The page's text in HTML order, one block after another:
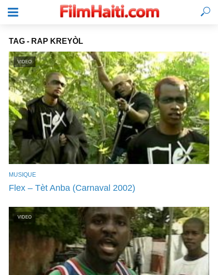
SE CONNECTER
TAG - RAP KREYÒL
VIDEO
MUSIQUE
Flex – Tèt Anba (Carnaval 2002)
VIDEO